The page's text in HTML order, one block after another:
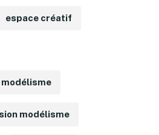
espace créatif
modélisme